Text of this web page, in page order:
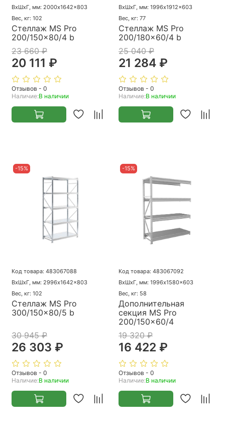
ВхШхГ, мм: 2000x1642x803
Вес, кг: 102
Стеллаж MS Pro
200/150x80/4 b
23 660 ₽
20 111 ₽
Отзывов - 0
Наличие:В наличии
ВхШхГ, мм: 1996x1912x603
Вес, кг: 77
Стеллаж MS Pro
200/180x60/4 b
25 040 ₽
21 284 ₽
Отзывов - 0
Наличие:В наличии
-15%
Код товара: 483067088
ВхШхГ, мм: 2996x1642x803
Вес, кг: 102
Стеллаж MS Pro
300/150x80/5 b
30 945 ₽
26 303 ₽
Отзывов - 0
Наличие:В наличии
-15%
Код товара: 483067092
ВхШхГ, мм: 1996x1580x603
Вес, кг: 58
Дополнительная
секция MS Pro
200/150x60/4
19 320 ₽
16 422 ₽
Отзывов - 0
Наличие:В наличии